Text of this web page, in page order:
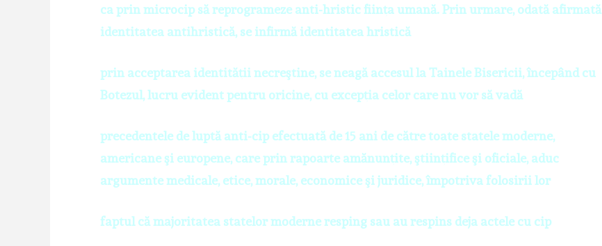
ca prin microcip să reprogrameze anti-hristic fiinţa umană. Prin urmare, odată afirmată
identitatea antihristică, se infirmă identitatea hristică
prin acceptarea identităţii necreştine, se neagă accesul la Tainele Bisericii, începând cu
Botezul, lucru evident pentru oricine, cu excepţia celor care nu vor să vadă
precedentele de luptă anti-cip efectuată de 15 ani de către toate statele moderne,
americane şi europene, care prin rapoarte amănunţite, ştiinţifice şi oficiale, aduc
argumente medicale, etice, morale, economice şi juridice, împotriva folosirii lor
faptul că majoritatea statelor moderne resping sau au respins deja actele cu cip